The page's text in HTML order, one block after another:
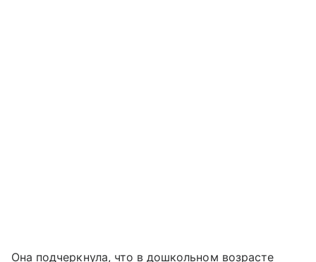
Она подчеркнула, что в дошкольном возрасте